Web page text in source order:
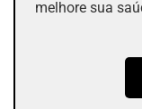
melhore sua